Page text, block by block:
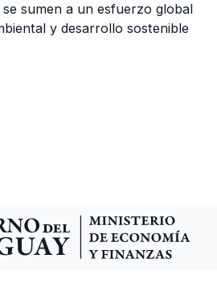
sumen a un esfuerzo global
y desarrollo sostenible